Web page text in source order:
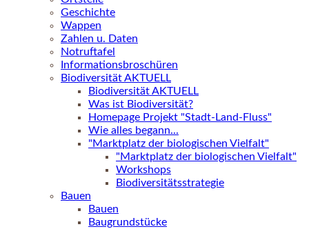
Geschichte
Wappen
Zahlen u. Daten
Notruftafel
Informationsbroschüren
Biodiversität AKTUELL
Biodiversität AKTUELL
Was ist Biodiversität?
Homepage Projekt "Stadt-Land-Fluss"
Wie alles begann...
"Marktplatz der biologischen Vielfalt"
"Marktplatz der biologischen Vielfalt"
Workshops
Biodiversitätsstrategie
Bauen
Bauen
Baugrundstücke